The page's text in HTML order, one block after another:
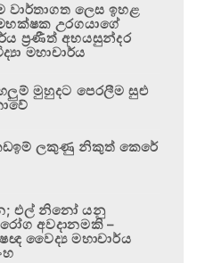
වාර්තාගත ලෙස ඉහළ
උරගයාගේ
ප්‍රණීත් අභයසුන්දර
මහාචාර්ය
මුහුදට පෙරලීම සුළු
ලකුණු නිකුත් කෙරේ
එල් නිනෝ යනු
රෝග අවදානමකි –
වෛද්‍ය මහාචාර්ය